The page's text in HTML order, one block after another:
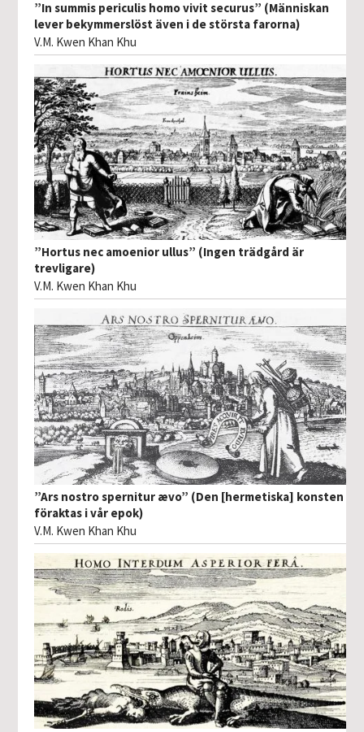
”In summis periculis homo vivit securus” (Människan
lever bekymmerslöst även i de största farorna)
V.M. Kwen Khan Khu
”Hortus nec amoenior ullus” (Ingen trädgård är
trevligare)
V.M. Kwen Khan Khu
”Ars nostro spernitur ævo” (Den [hermetiska] konsten
föraktas i vår epok)
V.M. Kwen Khan Khu